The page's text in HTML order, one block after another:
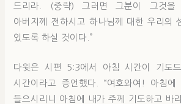
드리라. (중략) 그러면 그분이 그것을
아버지께 전하시고 하나님께 대한 우리의
있도록 하실 것이다.”
다윗은 시편 5:3에서 아침 시간이 기도
시간이라고 증언했다. “여호와여! 아침
들으시리니 아침에 내가 주께 기도하고 바